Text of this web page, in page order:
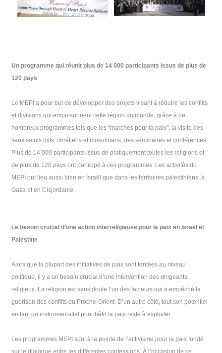
Un programme qui réunit plus de 14 000 participants issus de plus de
120 pays
Le MEPI a pour but de développer des projets visant à réduire les conflits
et divisions qui empoisonnent cette région du monde, grâce à de
nombreux programmes tels que les "marches pour la paix", la visite des
lieux saints juifs, chrétiens et musulmans, des séminaires et conférences.
Plus de 14.000 participants issus de pratiquement toutes les religions et
de plus de 120 pays ont participé à ces programmes. Les activités du
MEPI ont lieu aussi bien en Israël que dans les territoires palestiniens, à
Gaza et en Cisjordanie.
Le besoin crucial d’une action interreligieuse pour la paix en Israël et
Palestine
Alors que la plupart des initiatives de paix sont tentées au niveau
politique, il y a un besoin crucial d’une intervention des dirigeants
religieux. La religion est sans doute l’un des facteurs qui a empêché la
guérison des conflits du Proche-Orient. D’un autre côté, tout son potentiel
en tant qu’instrument-clef pour bâtir la paix reste à exploiter.
Les programmes MEPI sont à la pointe de l’activisme pour la paix fondé